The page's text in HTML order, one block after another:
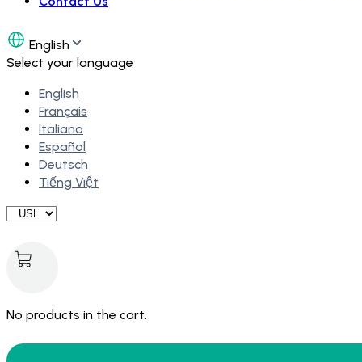
English
Select your language
English
Français
Italiano
Español
Deutsch
Tiếng Việt
No products in the cart.